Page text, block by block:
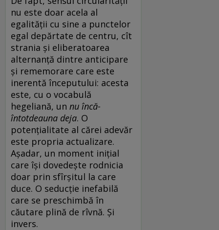
nu este doar acela al
egalității cu sine a punctelor
egal depărtate de centru, cît
strania și eliberatoarea
alternanță dintre anticipare
și rememorare care este
inerentă începutului: acesta
este, cu o vocabulă
hegeliană, un nu încă-
întotdeauna deja. O
potențialitate al cărei adevăr
este propria actualizare.
Așadar, un moment inițial
care își dovedește rodnicia
doar prin sfîrșitul la care
duce. O seducție inefabilă
care se preschimbă în
căutare plină de rîvnă. Și
invers.